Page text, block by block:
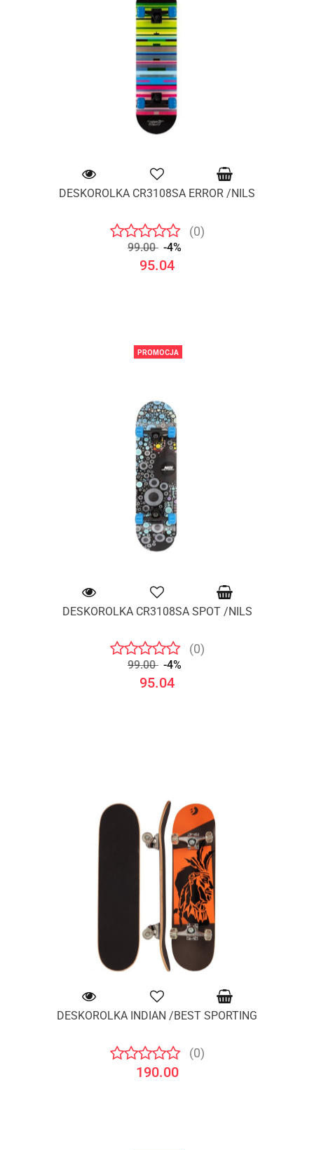
DESKOROLKA CR3108SA ERROR /NILS
(0)
99.00 -4%
95.04
PROMOCJA
DESKOROLKA CR3108SA SPOT /NILS
(0)
99.00 -4%
95.04
DESKOROLKA INDIAN /BEST SPORTING
(0)
190.00